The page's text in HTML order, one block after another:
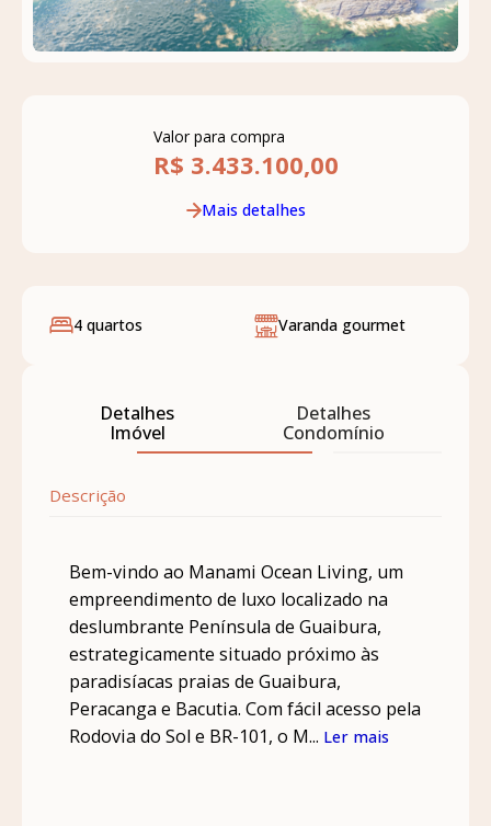
Valor para compra
R$ 3.433.100,00
Mais detalhes
4 quartos Varanda gourmet
Detalhes
Imóvel
Detalhes
Condomínio
Descrição
Bem-vindo ao Manami Ocean Living, um
empreendimento de luxo localizado na
deslumbrante Península de Guaibura,
estrategicamente situado próximo às
paradisíacas praias de Guaibura,
Peracanga e Bacutia. Com fácil acesso pela
Rodovia do Sol e BR-101, o M... Ler mais